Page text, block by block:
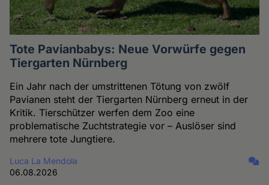
Tote Pavianbabys: Neue Vorwürfe gegen
Tiergarten Nürnberg
Ein Jahr nach der umstrittenen Tötung von zwölf
Pavianen steht der Tiergarten Nürnberg erneut in der
Kritik. Tierschützer werfen dem Zoo eine
problematische Zuchtstrategie vor – Auslöser sind
mehrere tote Jungtiere.
Luca La Mendola
06.08.2026